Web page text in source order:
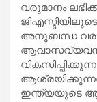
വരുമാനം
അനുബന്ധ
ഇന്ത്യയുടെ